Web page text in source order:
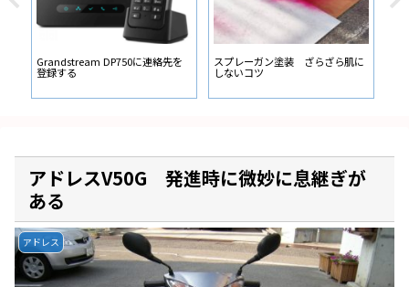
Grandstream DP750に連絡先を
登録する
スプレーガン塗装 ざらざら肌に
しないコツ
ム
アドレスV50G 発進時に微妙に息継ぎが
ある
アドレス